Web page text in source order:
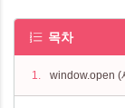
목차
window.open (